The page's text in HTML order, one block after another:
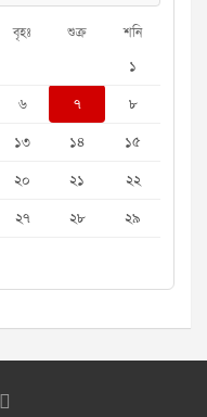
বৃহঃ শুক্র শনি
১
৬ ৭
৮
১৩ ১৪
১৫
২০ ২১
২২
২৭ ২৮
২৯